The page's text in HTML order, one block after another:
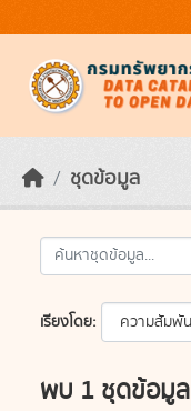
ชุดข้อมูล
เรียงโดย
พบ 1 ชุดข้อมูล